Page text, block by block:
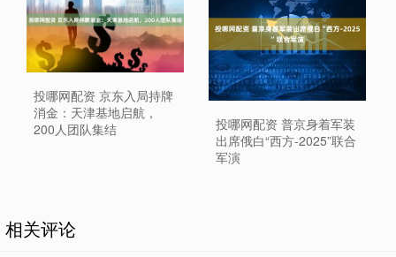
投哪网配资 京东入局持牌
消金：天津基地启航，
200人团队集结
投哪网配资 普京身着军装
出席俄白“西方-2025”联合
军演
相关评论